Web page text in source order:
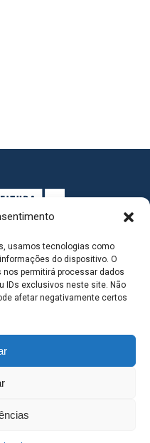
usamos tecnologias como
do dispositivo. O
permitirá processar dados
IDs exclusivos neste site. Não
afetar negativamente certos
MUNICIPAL - Avenida